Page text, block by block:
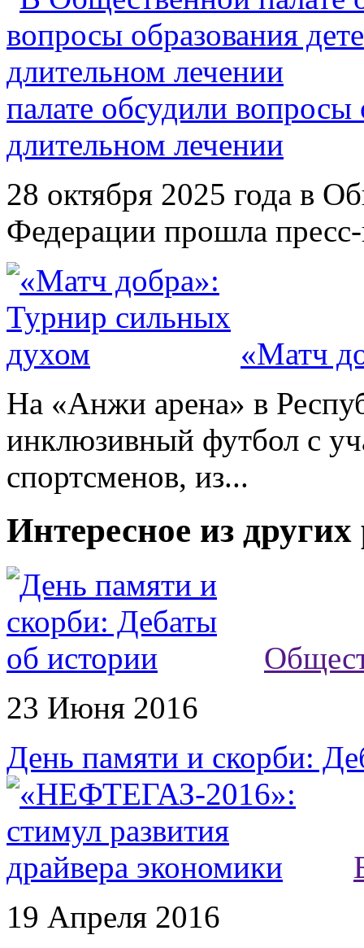
палате обсудили вопросы
длительном лечении
28 октября 2025 года в
Федерации прошла
«Матч
На «Анжи арена» в
инклюзивный футбол с
спортсменов, из...
Интересное из
23 Июня 2016
День памяти и скорби:
19 Апреля 2016